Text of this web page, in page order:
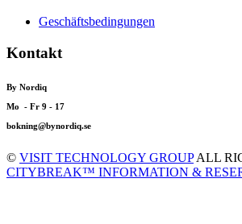
Geschäftsbedingungen
Kontakt
By Nordiq
Mo - Fr 9 - 17
bokning@bynordiq.se
© VISIT TECHNOLOGY GROUPALL
CITYBREAK™ INFORMATION &